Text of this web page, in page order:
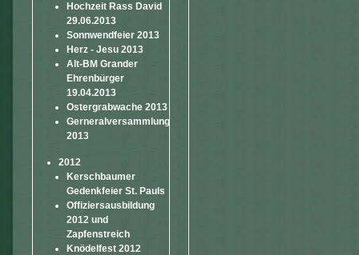
Hochzeit Rass David
29.06.2013
Sonnwendfeier 2013
Herz - Jesu 2013
Alt-BM Grander
Ehrenbürger
19.04.2013
Ostergrabwache 2013
Gerneralversammlung
2013
2012
Kerschbaumer
Gedenkfeier St. Pauls
Offiziersausbildung
2012 und
Zapfenstreich
Knödelfest 2012